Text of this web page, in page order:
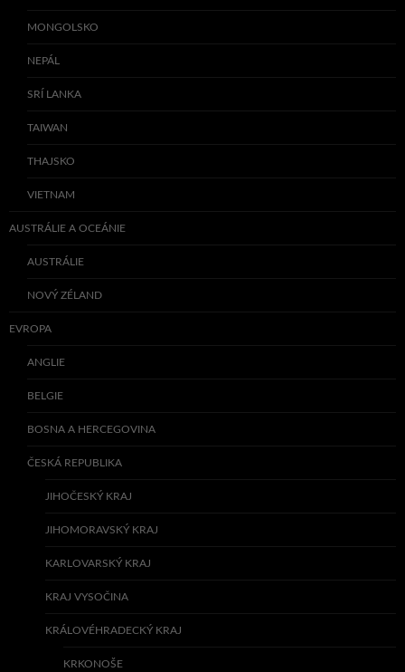
MONGOLSKO
NEPÁL
SRÍ LANKA
TAIWAN
THAJSKO
VIETNAM
AUSTRÁLIE A OCEÁNIE
AUSTRÁLIE
NOVÝ ZÉLAND
EVROPA
ANGLIE
BELGIE
BOSNA A HERCEGOVINA
ČESKÁ REPUBLIKA
JIHOČESKÝ KRAJ
JIHOMORAVSKÝ KRAJ
KARLOVARSKÝ KRAJ
KRAJ VYSOČINA
KRÁLOVÉHRADECKÝ KRAJ
KRKONOŠE